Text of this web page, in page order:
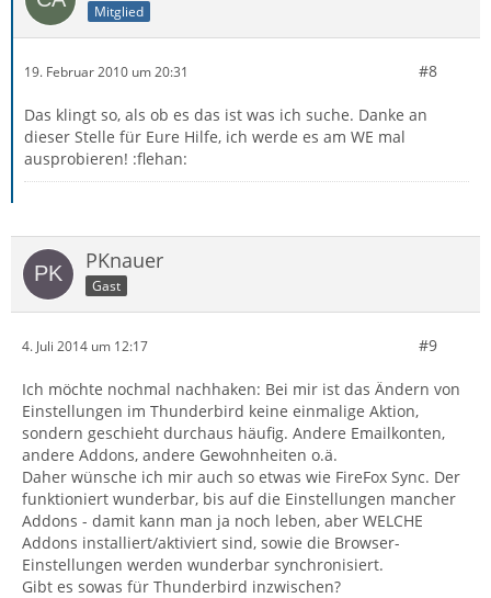
Mitglied
19. Februar 2010 um 20:31 #8
Das klingt so, als ob es das ist was ich suche. Danke an
dieser Stelle für Eure Hilfe, ich werde es am WE mal
ausprobieren! :flehan:
PKnauer
Gast
4. Juli 2014 um 12:17 #9
Ich möchte nochmal nachhaken: Bei mir ist das Ändern von
Einstellungen im Thunderbird keine einmalige Aktion,
sondern geschieht durchaus häufig. Andere Emailkonten,
andere Addons, andere Gewohnheiten o.ä.
Daher wünsche ich mir auch so etwas wie FireFox Sync. Der
funktioniert wunderbar, bis auf die Einstellungen mancher
Addons - damit kann man ja noch leben, aber WELCHE
Addons installiert/aktiviert sind, sowie die Browser-
Einstellungen werden wunderbar synchronisiert.
Gibt es sowas für Thunderbird inzwischen?